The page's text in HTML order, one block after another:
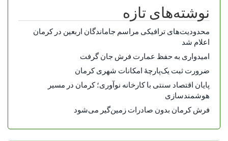
نوشته‌های تازه
محدودیت‌های ترافیکی مراسم جاماندگان اربعین در کرمان
اعلام شد
امیدواری به حفظ عمارت فرش جان گرفت
ضرورت ثبت یک‌پارچۀ امکانات شهری کرمان
پایان اقتصاد سنتی با کارخانه نوآوری؛ کرمان در مسیر
هوشمندسازی
فرش کرمان بدون صادرات زمین‌گیر می‌شود